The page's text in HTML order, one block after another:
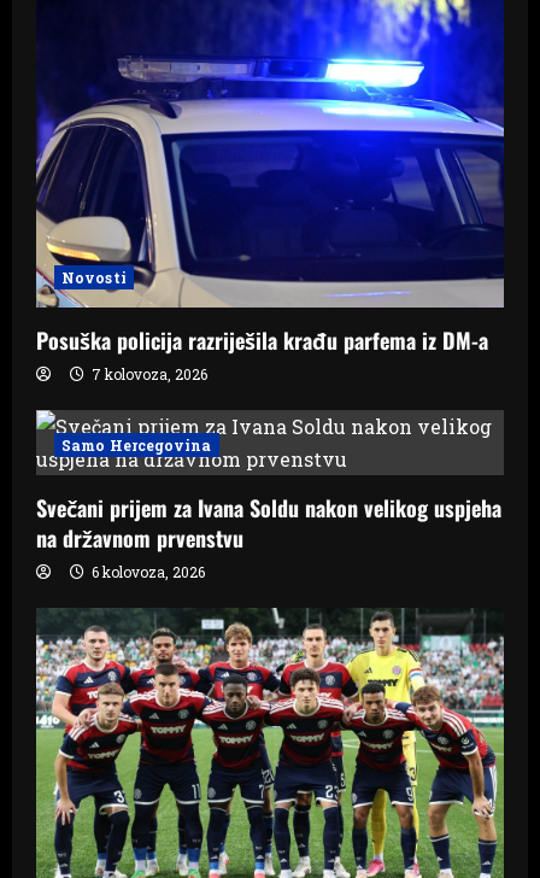
Novosti
Posuška policija razriješila krađu parfema iz DM-a
7 kolovoza, 2026
Samo Hercegovina
Svečani prijem za Ivana Soldu nakon velikog uspjeha
na državnom prvenstvu
6 kolovoza, 2026